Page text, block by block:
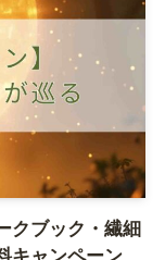
クブック・繊細